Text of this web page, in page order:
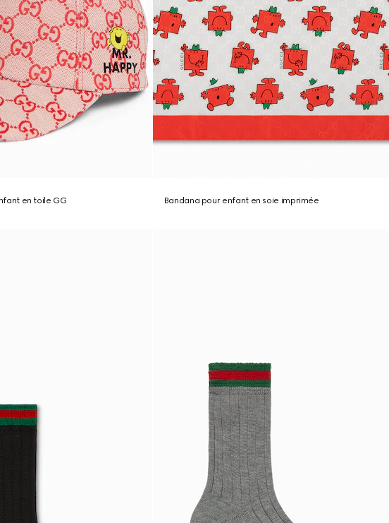
en toile GG Bandana pour enfant en soie imprimée